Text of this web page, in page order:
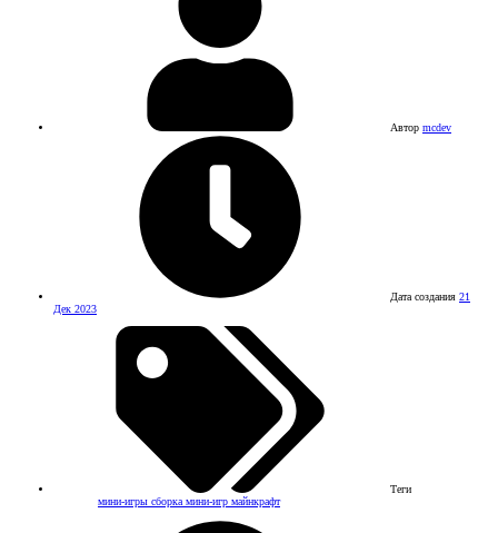
Автор mcdev
Дата создания 21
Дек 2023
Теги
мини-игры сборка мини-игр майнкрафт